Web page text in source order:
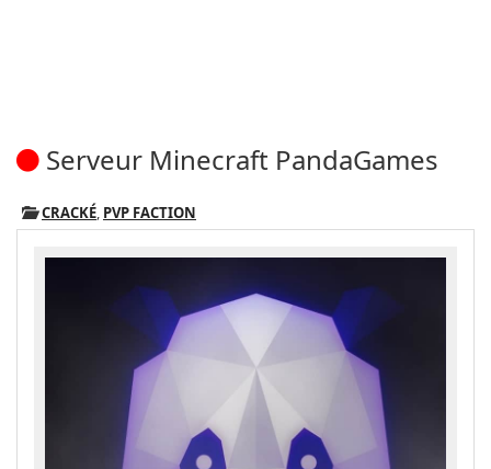
Serveur Minecraft PandaGames
CRACKÉ, PVP FACTION